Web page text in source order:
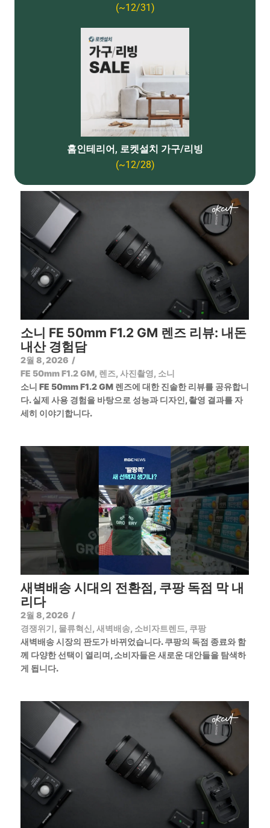
(~12/31)
홈인테리어, 로켓설치 가구/리빙
(~12/28)
소니 FE 50mm F1.2 GM 렌즈 리뷰: 내돈
내산 경험담
2월 8, 2026 /
FE 50mm F1.2 GM, 렌즈, 사진촬영, 소니
소니 FE 50mm F1.2 GM 렌즈에 대한 진솔한 리뷰를 공유합니
다. 실제 사용 경험을 바탕으로 성능과 디자인, 촬영 결과를 자
세히 이야기합니다.
새벽배송 시대의 전환점, 쿠팡 독점 막 내
리다
2월 8, 2026 /
경쟁위기, 물류혁신, 새벽배송, 소비자트렌드, 쿠팡
새벽배송 시장의 판도가 바뀌었습니다. 쿠팡의 독점 종료와 함
께 다양한 선택이 열리며, 소비자들은 새로운 대안들을 탐색하
게 됩니다.